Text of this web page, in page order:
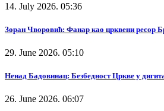
14. July 2026. 05:36
Зоран Чворовић: Фанар као црквени ресор
29. June 2026. 05:10
Ненад Бадовинац: Безбедност Цркве у
26. June 2026. 06:07